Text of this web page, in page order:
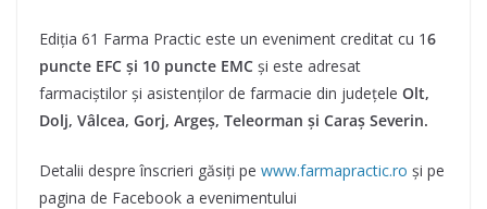
Ediția 61 Farma Practic este un eveniment creditat cu 16
puncte EFC și 10 puncte EMC și este adresat
farmaciștilor și asistenților de farmacie din județele Olt,
Dolj, Vâlcea, Gorj, Argeș, Teleorman și Caraș Severin.
Detalii despre înscrieri găsiți pe www.farmapractic.ro și pe
pagina de Facebook a evenimentului